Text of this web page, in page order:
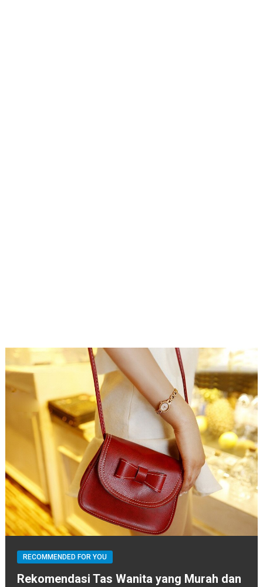
RECOMMENDED FOR YOU
Rekomendasi Tas Wanita yang Murah dan